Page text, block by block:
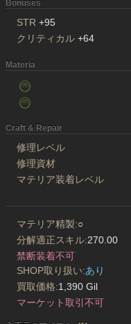
Bonuses
STR +95
クリティカル +64
Materia
Craft & Repair
修理レベル
修理資材
マテリア装着レベル
マテリア精製:○
分解適正スキル:270.00
禁断装着不可
SHOP取り扱い:あり
買取価格:1,390 Gil
マーケット取引不可